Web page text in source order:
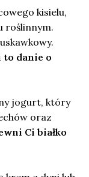
kisielu,
roślinnym.
to danie o
jogurt, który
oraz
Ci białko